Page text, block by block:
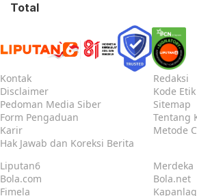
Total
Kontak
Redaksi
Disclaimer
Kode Etik
Pedoman Media Siber
Sitemap
Form Pengaduan
Tentang
Karir
Metode
Hak Jawab dan Koreksi Berita
Liputan6
Merdeka
Bola.com
Bola.net
Fimela